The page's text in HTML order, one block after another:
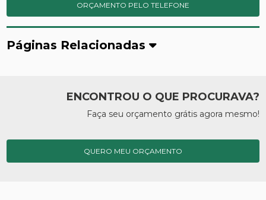
ORÇAMENTO PELO TELEFONE
Páginas Relacionadas
ENCONTROU O QUE PROCURAVA?
Faça seu orçamento grátis agora mesmo!
QUERO MEU ORÇAMENTO